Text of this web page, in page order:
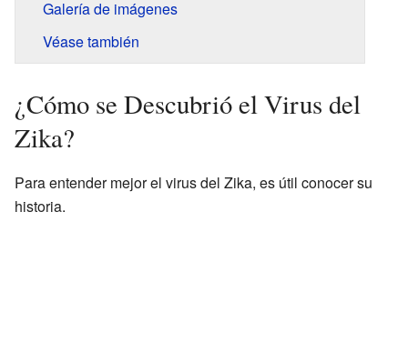
Galería de imágenes
Véase también
¿Cómo se Descubrió el Virus del
Zika?
Para entender mejor el virus del Zika, es útil conocer su
historia.